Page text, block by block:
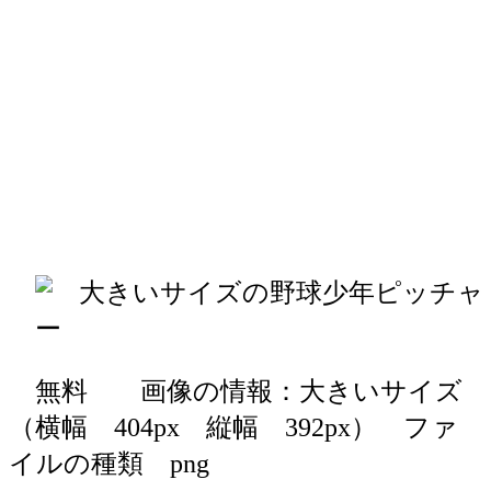
無料 画像の情報：大きいサイズ
（横幅 404px 縦幅 392px） ファ
イルの種類 png